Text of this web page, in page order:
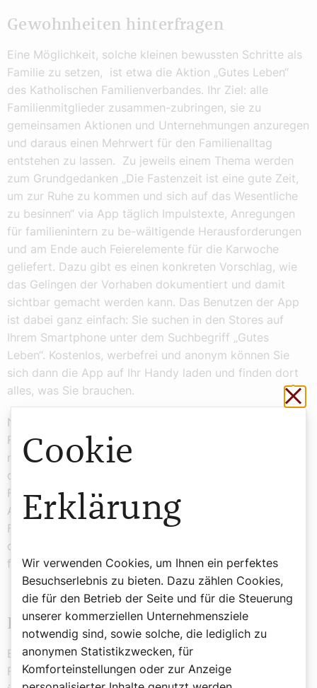
Gewohnheiten hinterfragen
Eine Möglichkeit, solche kleinen bewussten Schritte als
Familie zu setzen, ist etwa die Aktion „Gutes Leben“
des Katholischen Familienverbandes. Ihr Ziel: alle
Familienmitglieder zusammen-zubringen, sie zu
gemeinsamen Aktionen und Unternehmungen anzuregen
und daraus einen Mehrwert für den Familienalltag
entstehen zu lassen. Zu jeweils einem Thema werden
zum Grundgedanken „Die Fastenzeit ist eine gute Zeit,
um zur Ruhe zu kommen und sich auf das Wesentliche
zu besinnen“ via App täglich Impulstexte, Anregungen
für familienintern zu be-wältigende Herausforderungen
und am Ende auch Feierelemente für die Karwoche
geliefert. Dazu gibt es einen konkreten Vorschlag, wie
das Gelingen der Vorhaben dokumentiert und damit
sichtbar gemacht werden kann. Das Benutzen der App
ist dabei ganz einfach: Sie suchen in den Stores auf
Ihrem Smartphone unter dem Suchbegriff „Gutes
Leben“. Kostenlos, werbefrei und anonym können Sie
sich dann die App auf Ihr Handy laden und finden dort
alles, was Sie brauchen.
Neben der Aktion „Gutes Leben“ bietet der
Familienverband auch heuer wieder die „aktion plus
minus“, die sich nicht nur für Familien, sondern auch
durchwegs für Schulklassen eignet. „Plakate oder der
Fastenstrauch zum Bekleben und ein ganz spezielles
Angebot für Jugendliche, die ,Boomerang-App‘, helfen,
Fastenvorsätze durchzuhalten, Fortschritte zu
dokumentieren und das Gemeinschaftsgefühl zu
fördern“, so Peter Mender.
Fasten to go
Eine neue und unkomplizierte Möglichkeit, die
Fastenzeit bewusst zu erleben, gibt es in diesem Jahr
Cookie
Erklärung
Wir verwenden Cookies, um Ihnen ein perfektes
Besuchserlebnis zu bieten. Dazu zählen Cookies,
die für den Betrieb der Seite und für die Steuerung
unserer kommerziellen Unternehmensziele
notwendig sind, sowie solche, die lediglich zu
anonymen Statistikzwecken, für
Komforteinstellungen oder zur Anzeige